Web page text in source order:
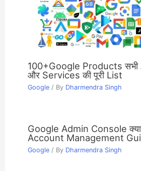
100+Google Products
और Services की पूरी List
Google / By Dharmendra Singh
Google Admin Console
Account Management
Google / By Dharmendra Singh